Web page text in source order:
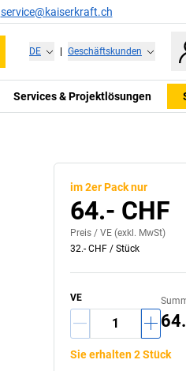
service@kaiserkraft.ch
DE Geschäftskunden
Services & Projektlösungen
im 2er Pack nur
64.- CHF
Preis / VE (exkl. MwSt)
32.- CHF / Stück
VE
Sie erhalten 2 Stück